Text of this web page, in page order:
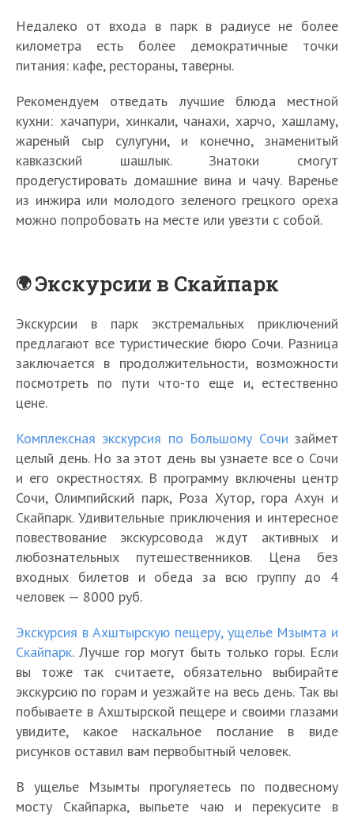
Недалеко от входа в парк в радиусе не более
километра есть более демократичные точки
питания: кафе, рестораны, таверны.
Рекомендуем отведать лучшие блюда местной
кухни: хачапури, хинкали, чанахи, харчо, хашламу,
жареный сыр сулугуни, и конечно, знаменитый
кавказский шашлык. Знатоки смогут
продегустировать домашние вина и чачу. Варенье
из инжира или молодого зеленого грецкого ореха
можно попробовать на месте или увезти с собой.
Экскурсии в Скайпарк
Экскурсии в парк экстремальных приключений
предлагают все туристические бюро Сочи. Разница
заключается в продолжительности, возможности
посмотреть по пути что-то еще и, естественно
цене.
Комплексная экскурсия по Большому Сочи займет
целый день. Но за этот день вы узнаете все о Сочи
и его окрестностях. В программу включены центр
Сочи, Олимпийский парк, Роза Хутор, гора Ахун и
Скайпарк. Удивительные приключения и интересное
повествование экскурсовода ждут активных и
любознательных путешественников. Цена без
входных билетов и обеда за всю группу до 4
человек — 8000 руб.
Экскурсия в Ахштырскую пещеру, ущелье Мзымта и
Скайпарк. Лучше гор могут быть только горы. Если
вы тоже так считаете, обязательно выбирайте
экскурсию по горам и уезжайте на весь день. Так вы
побываете в Ахштырской пещере и своими глазами
увидите, какое наскальное послание в виде
рисунков оставил вам первобытный человек.
В ущелье Мзымты прогуляетесь по подвесному
мосту Скайпарка, выпьете чаю и перекусите в